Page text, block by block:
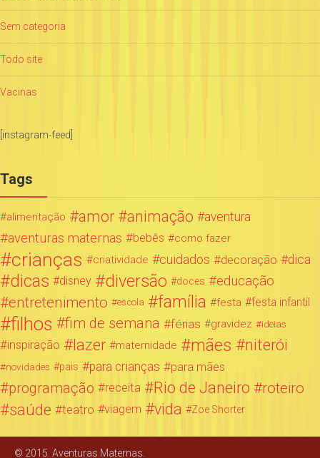
Sem categoria
Todo site
Vacinas
[instagram-feed]
Tags
alimentação amor animação aventura
aventuras maternas bebês como fazer
crianças criatividade cuidados decoração dica
dicas disney diversão doces educação
entretenimento escola família festa festa infantil
filhos fim de semana férias gravidez ideias
inspiração lazer maternidade mães niterói
novidades pais para crianças para mães
programação receita Rio de Janeiro roteiro
saúde teatro viagem vida Zoe Shorter
© 2015. Aventuras Maternas.